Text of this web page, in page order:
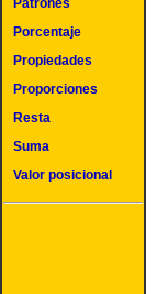
Patrones
Porcentaje
Propiedades
Proporciones
Resta
Suma
Valor posicional